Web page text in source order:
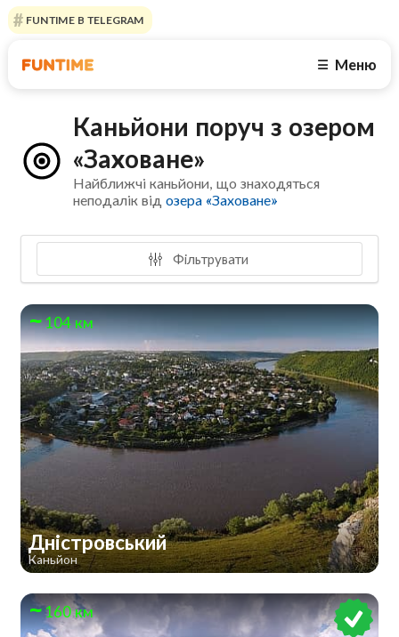
FUNTIME В TELEGRAM
☰ Меню
Каньйони поруч з озером
«Заховане»
Найближчі каньйони, що знаходяться
неподалік відозера «Заховане»
Фільтрувати
104 км
Дністровський
Каньйон
160 км